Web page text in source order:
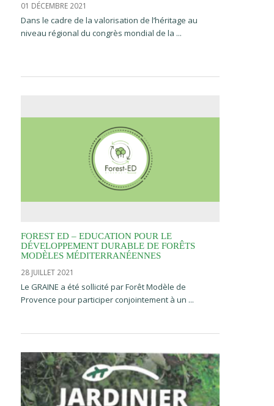
01 DÉCEMBRE 2021
Dans le cadre de la valorisation de l’héritage au
niveau régional du congrès mondial de la ...
FOREST ED – EDUCATION POUR LE
DÉVELOPPEMENT DURABLE DE FORÊTS
MODÈLES MÉDITERRANÉENNES
28 JUILLET 2021
Le GRAINE a été sollicité par Forêt Modèle de
Provence pour participer conjointement à un ...